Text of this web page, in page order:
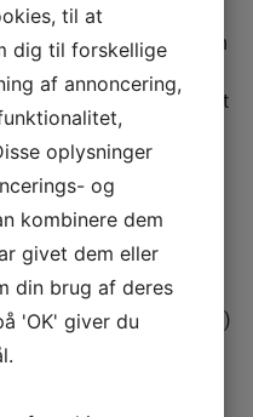
handicap eller
et samarbejde mellem
Børn og frivillig
var en afprøvning af et
frivillige fra
(nuværende Dignity)
i Kolding Kommune i
til at
dig til forskellige
af annoncering,
oplysninger
og
kombinere dem
givet dem eller
din brug af deres
'OK' giver du